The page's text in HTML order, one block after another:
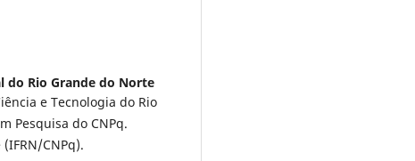
do Rio Grande do Norte
e Tecnologia do Rio
Pesquisa do CNPq.
CNPq).